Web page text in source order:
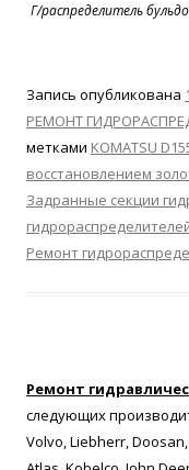
Г/распределитель
Запись опубликована
РЕМОНТ
метками KOMATSU
восстановлением
Задранные секции
Ремонт
Ремонт
следующих
Volvo, Liebherr,